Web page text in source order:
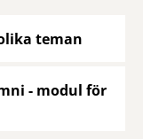
teman
- modul för